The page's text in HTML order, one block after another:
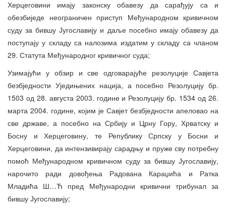
Херцеговини имају законску обавезу да сарађују са и
обезбиједе неограничен приступ Међународном кривичном
суду за бившу Југославију и даље посебно имају обавезу да
поступају у складу са налозима издатим у складу са чланом
29. Статута Међународног кривичног суда;
Узимајући у обзир и све одговарајуће резолуције Савјета
безбједности Уједињених нација, а посебно Резолуцију бр.
1503 од 28. августа 2003. године и Резолуцију бр. 1534 од 26.
марта 2004. године, којим је Савјет безбједности апеловао на
све државе, а посебно на Србију и Црну Гору, Хрватску и
Босну и Херцеговину, те Републику Српску у Босни и
Херцеговини, да интензивирају сарадњу и пруже сву потребну
помоћ Међународном кривичном суду за бившу Југославију,
нарочито ради довођења Радована Караџића и Ратка
Младића Ш…Ћ пред Међународни кривични трибунал за
бившу Југославију;